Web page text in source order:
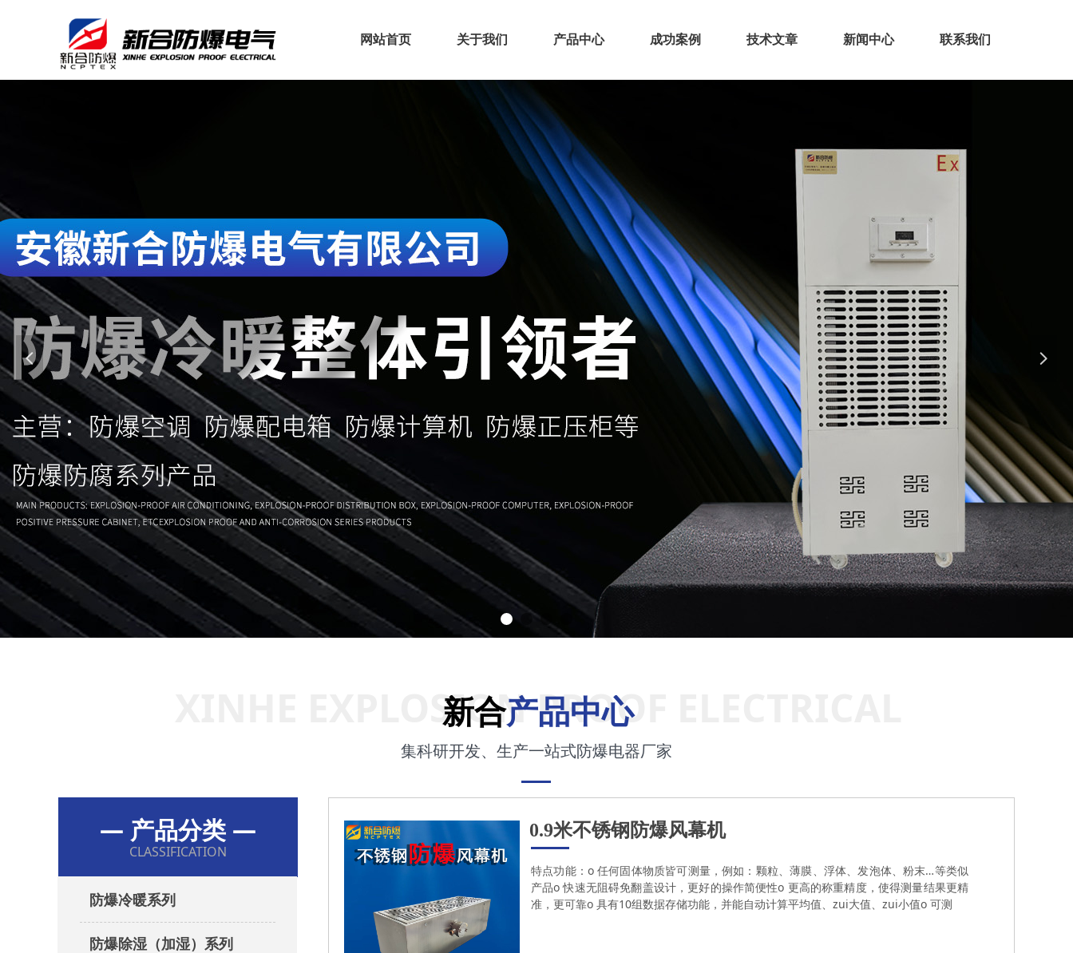
넳 넲
网站首页 关于我们 产品中心 成功案例 技术文章 新闻中心 联系我们
XINHE EXPLOSION PROOF ELECTRICAL
新合产品中心
集科研开发、生产一站式防爆电器厂家
— 产品分类 —
CLASSIFICATION
防爆冷暖系列
防爆除湿（加湿）系列
0.9米不锈钢防爆风幕机
特点功能：o 任何固体物质皆可测量，例如：颗粒、薄膜、浮体、发泡体、粉末…等类似
产品o 快速无阻碍免翻盖设计，更好的操作简便性o 更高的称重精度，使得测量结果更精
准，更可靠o 具有10组数据存储功能，并能自动计算平均值、zui大值、zui小值o 可测